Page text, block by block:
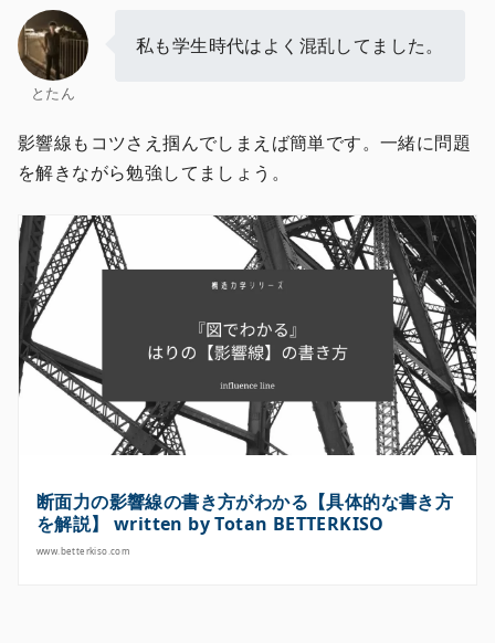
とたん
私も学生時代はよく混乱してました。
影響線もコツさえ掴んでしまえば簡単です。一緒に問題
を解きながら勉強してましょう。
断面力の影響線の書き方がわかる【具体的な書き方
を解説】 written by Totan BETTERKISO
www.betterkiso.com